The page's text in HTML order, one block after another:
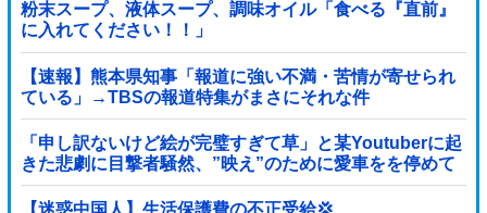
粉末スープ、液体スープ、調味オイル「食べる『直前』
に入れてください！！」
【速報】熊本県知事「報道に強い不満・苦情が寄せられ
ている」→TBSの報道特集がまさにそれな件
「申し訳ないけど絵が完璧すぎて草」と某Youtuberに起
きた悲劇に目撃者騒然、”映え”のために愛車をを停めて
撮影していたら……